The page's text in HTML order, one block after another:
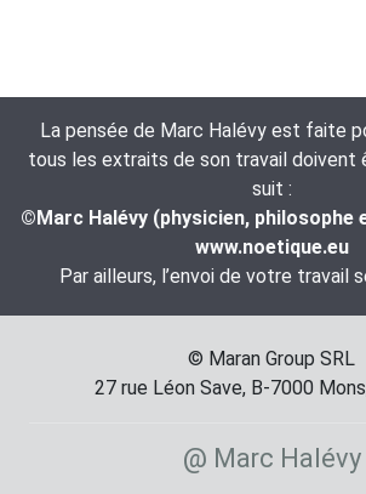
La pensée de Marc Halévy est faite
tous les extraits de son travail doivent
suit :
©Marc Halévy (physicien,
www.noetique.eu
Par ailleurs, l’envoi de votre travail
© Maran Group SRL
27 rue Léon Save, B-7000
@ Marc Halévy